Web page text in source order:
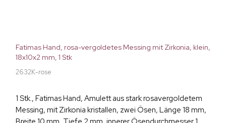
Fatimas Hand, rosa-vergoldetes Messing mit Zirkonia, klein,
18x10x2 mm, 1 Stk
2632K-rose
1 Stk., Fatimas Hand, Amulett aus stark rosavergoldetem
Messing, mit Zirkonia kristallen, zwei Ösen, Länge 18 mm,